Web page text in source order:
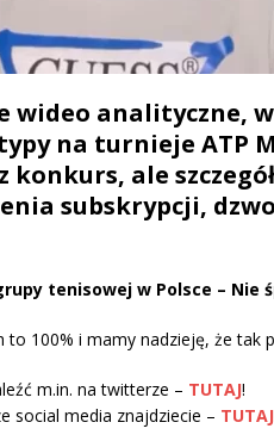
wideo analityczne,
na turnieje ATP
ale
subskrypcji,
tenisowej w Polsce – Nie
100% i mamy nadzieję, że tak
m.in. na twitterze – TUTAJ!
social media znajdziecie – TUTAJ